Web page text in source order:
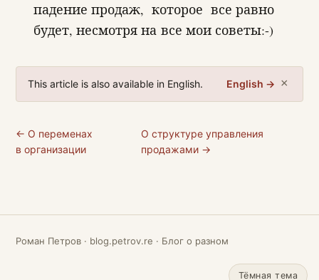
падение продаж, которое все равно
будет, несмотря на все мои советы:-)
This article is also available in English. English → ×
← О переменах
в организации
О структуре управления
продажами →
Роман Петров · blog.petrov.re · Блог о разном
Тёмная тема